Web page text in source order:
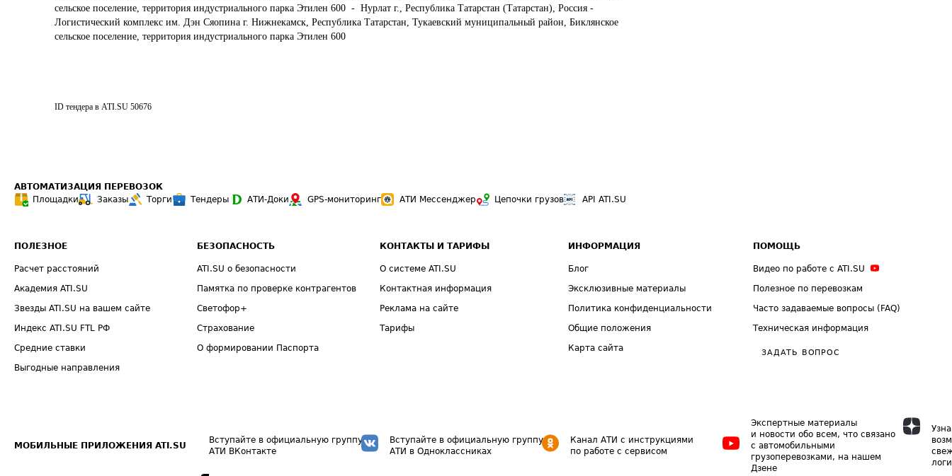
сельское поселение, территория индустриального парка Этилен 600  -  Нурлат г., Республика Татарстан (Татарстан), Россия -
Логистический комплекс им. Дэн Сяопина г. Нижнекамск, Республика Татарстан, Тукаевский муниципальный район, Биклянское
сельское поселение, территория индустриального парка Этилен 600
ID тендера в ATI.SU 50676
АВТОМАТИЗАЦИЯ ПЕРЕВОЗОК
Площадки
Заказы Торги Тендеры АТИ-Доки GPS-мониторинг АТИ Мессенджер Цепочки грузов API ATI.SU
ПОЛЕЗНОЕ
Расчет расстояний
Академия ATI.SU
Звезды ATI.SU на вашем сайте
Индекс ATI.SU FTL РФ
Средние ставки
Выгодные направления
БЕЗОПАСНОСТЬ
ATI.SU о безопасности
Памятка по проверке контрагентов
Светофор+
Страхование
О формировании Паспорта
КОНТАКТЫ И ТАРИФЫ
О системе ATI.SU
Контактная информация
Реклама на сайте
Тарифы
ИНФОРМАЦИЯ
Блог
Эксклюзивные материалы
Политика конфиденциальности
Общие положения
Карта сайта
ПОМОЩЬ
Видео по работе с ATI.SU
Полезное по перевозкам
Часто задаваемые вопросы (FAQ)
Техническая информация
ЗАДАТЬ ВОПРОС
МОБИЛЬНЫЕ ПРИЛОЖЕНИЯ ATI.SU
Вступайте в официальную группу
АТИ ВКонтакте
Вступайте в официальную группу
АТИ в Одноклассниках
Канал АТИ с инструкциями
по работе с сервисом
Экспертные материалы
и новости обо всем, что связано
с автомобильными
грузоперевозками, на нашем
Дзене